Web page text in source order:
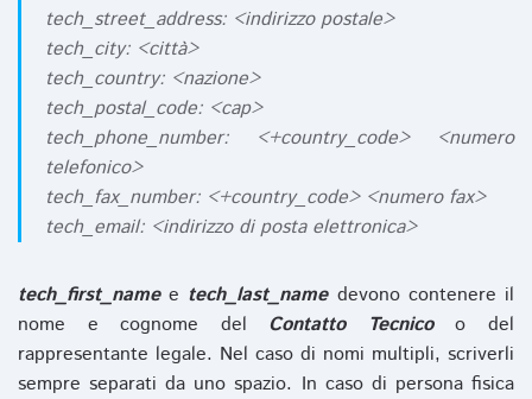
tech_street_address: <indirizzo postale>
tech_city: <città>
tech_country: <nazione>
tech_postal_code: <cap>
tech_phone_number: <+country_code> <numero
telefonico>
tech_fax_number: <+country_code> <numero fax>
tech_email: <indirizzo di posta elettronica>
tech_first_namee tech_last_namedevono contenere il
nome e cognome del Contatto Tecnicoo del
rappresentante legale. Nel caso di nomi multipli, scriverli
sempre separati da uno spazio. In caso di persona fisica